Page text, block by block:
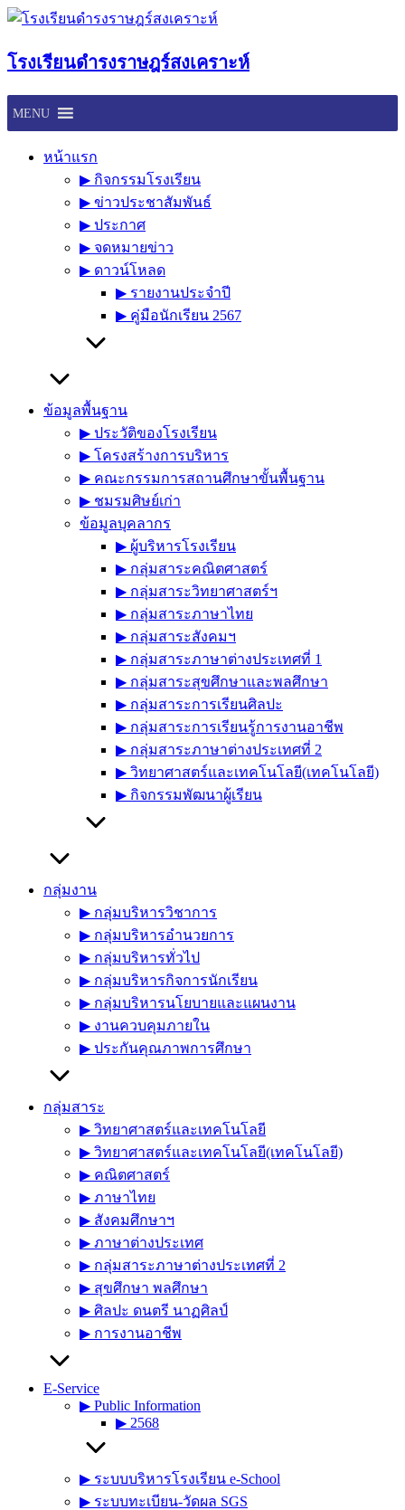
Skip
โรงเรียนดำรงราษฎร์สงเคราะห์
MENU
หน้าแรก
▶︎ กิจกรรมโรงเรียน
▶︎ ข่าวประชาสัมพันธ์
▶︎ ประกาศ
▶︎ จดหมายข่าว
▶︎ ดาวน์โหลด
▶︎ รายงานประจำปี
▶︎ คู่มือนักเรียน 2567
ข้อมูลพื้นฐาน
▶︎ ประวัติของโรงเรียน
▶︎ โครงสร้างการบริหาร
▶︎ คณะกรรมการสถานศึกษาขั้นพื้นฐาน
▶︎ ชมรมศิษย์เก่า
ข้อมูลบุคลากร
▶︎ ผู้บริหารโรงเรียน
▶︎ กลุ่มสาระคณิตศาสตร์
▶︎ กลุ่มสาระวิทยาศาสตร์ฯ
▶︎ กลุ่มสาระภาษาไทย
▶︎ กลุ่มสาระสังคมฯ
▶︎ กลุ่มสาระภาษาต่างประเทศที่ 1
▶︎ กลุ่มสาระสุขศึกษาและพลศึกษา
▶︎ กลุ่มสาระการเรียนศิลปะ
▶︎ กลุ่มสาระการเรียนรู้การงานอาชีพ
▶︎ กลุ่มสาระภาษาต่างประเทศที่ 2
▶︎ วิทยาศาสตร์และเทคโนโลยี(เทคโนโลยี)
▶︎ กิจกรรมพัฒนาผู้เรียน
กลุ่มงาน
▶︎ กลุ่มบริหารวิชาการ
▶︎ กลุ่มบริหารอำนวยการ
▶︎ กลุ่มบริหารทั่วไป
▶︎ กลุ่มบริหารกิจการนักเรียน
▶︎ กลุ่มบริหารนโยบายและแผนงาน
▶︎ งานควบคุมภายใน
▶︎ ประกันคุณภาพการศึกษา
กลุ่มสาระ
▶︎ วิทยาศาสตร์และเทคโนโลยี
▶︎ วิทยาศาสตร์และเทคโนโลยี(เทคโนโลยี)
▶︎ คณิตศาสตร์
▶︎ ภาษาไทย
▶︎ สังคมศึกษาฯ
▶︎ ภาษาต่างประเทศ
▶︎ กลุ่มสาระภาษาต่างประเทศที่ 2
▶︎ สุขศึกษา พลศึกษา
▶︎ ศิลปะ ดนตรี นาฏศิลป์
▶︎ การงานอาชีพ
E-Service
▶︎ Public Information
▶︎ 2568
▶︎ ระบบบริหารโรงเรียน e-School
▶︎ ระบบทะเบียน-วัดผล SGS